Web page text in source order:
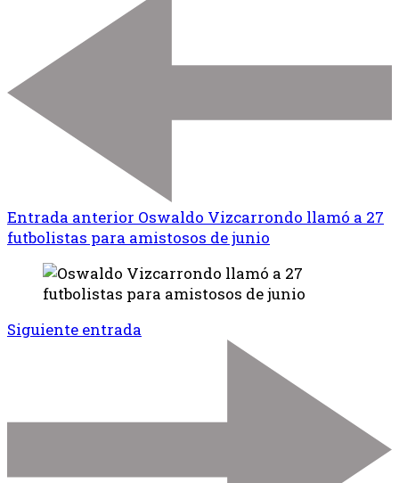
Entrada anterior Oswaldo Vizcarrondo llamó a 27
futbolistas para amistosos de junio
Siguiente entrada